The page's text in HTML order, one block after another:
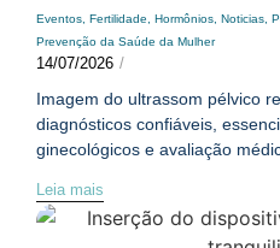
Eventos Fertilidade Hormônios Noticias
Prevenção da Saúde da Mulher
14/07/2026 /
Imagem do ultrassom pélvico
diagnósticos confiáveis,
ginecológicos e avaliação
Leia mais